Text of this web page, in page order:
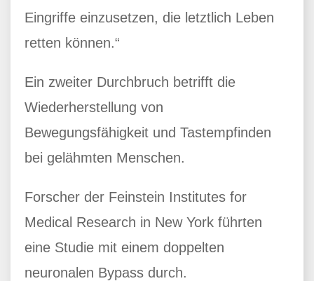
Eingriffe einzusetzen, die letztlich Leben
retten können.“
Ein zweiter Durchbruch betrifft die
Wiederherstellung von
Bewegungsfähigkeit und Tastempfinden
bei gelähmten Menschen.
Forscher der Feinstein Institutes for
Medical Research in New York führten
eine Studie mit einem doppelten
neuronalen Bypass durch.